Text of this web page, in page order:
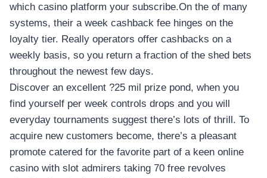
which casino platform your subscribe.On the of many
systems, their a week cashback fee hinges on the
loyalty tier. Really operators offer cashbacks on a
weekly basis, so you return a fraction of the shed bets
throughout the newest few days.
Discover an excellent ?25 mil prize pond, when you
find yourself per week controls drops and you will
everyday tournaments suggest there’s lots of thrill. To
acquire new customers become, there’s a pleasant
promote catered for the favorite part of a keen online
casino with slot admirers taking 70 free revolves